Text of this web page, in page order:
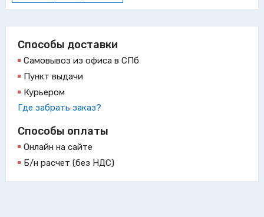
Способы доставки
Самовывоз из офиса в СПб
Пункт выдачи
Курьером
Где забрать заказ?
Способы оплаты
Онлайн на сайте
Б/н расчет (без НДС)